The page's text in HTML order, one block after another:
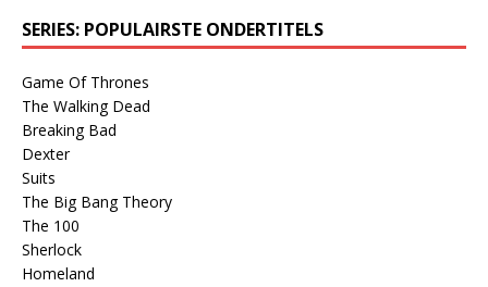
SERIES: POPULAIRSTE ONDERTITELS
Game Of Thrones
The Walking Dead
Breaking Bad
Dexter
Suits
The Big Bang Theory
The 100
Sherlock
Homeland